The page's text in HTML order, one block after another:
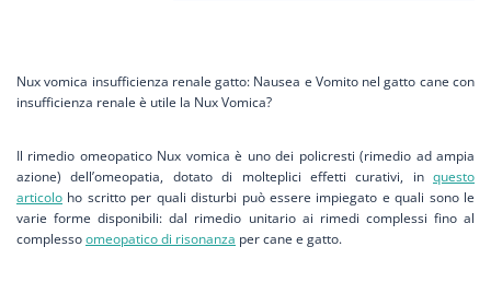
Nux vomica insufficienza renale gatto: Nausea e Vomito nel gatto cane con
insufficienza renale è utile la Nux Vomica?
Il rimedio omeopatico Nux vomica è uno dei policresti (rimedio ad ampia
azione) dell’omeopatia, dotato di molteplici effetti curativi, in questo
articolo ho scritto per quali disturbi può essere impiegato e quali sono le
varie forme disponibili: dal rimedio unitario ai rimedi complessi fino al
complessoomeopatico di risonanza per cane e gatto.